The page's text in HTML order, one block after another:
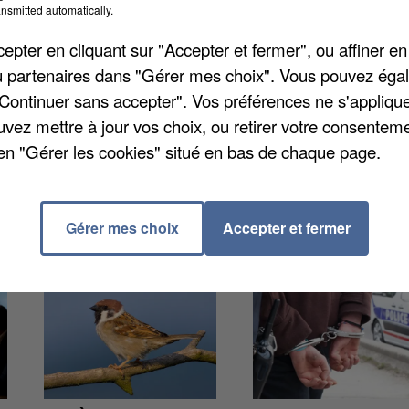
manifester. La ville de Tournan-en-Brie
16 heures. Une trentaine de postes sont à
du pays. On recherche des caristes,
pour livrer tous les magasins du nord de
rendez-vous à la salle des fêtes de
automatically.
en cliquant sur "Accepter et fermer", ou affiner
partenaires dans "Gérer mes choix". Vous pouvez
sans accepter". Vos préférences ne
mettre à jour vos choix, ou retirer votre
"Gérer les cookies" situé en bas de chaque page.
Gérer mes choix Accepter et fermer